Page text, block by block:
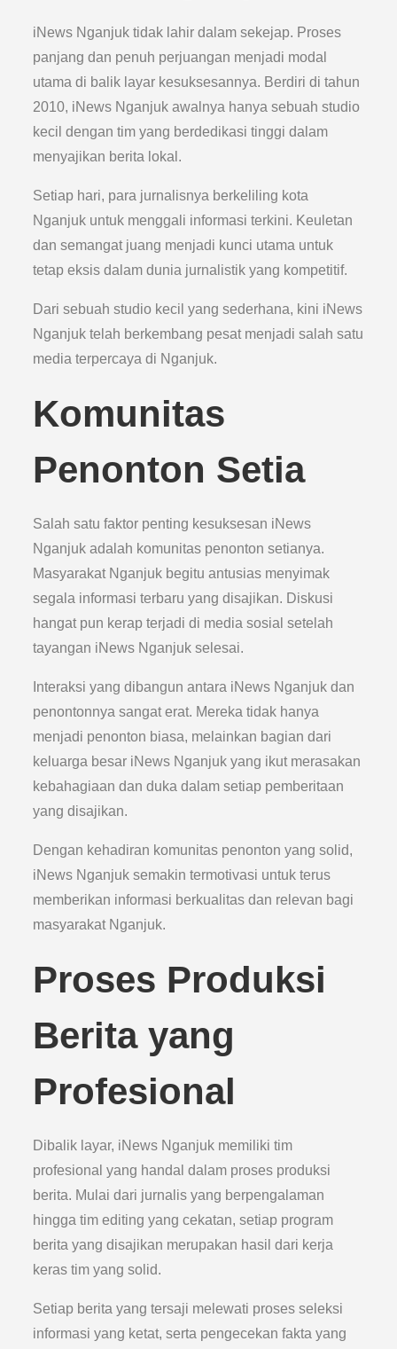
iNews Nganjuk tidak lahir dalam sekejap. Proses
panjang dan penuh perjuangan menjadi modal
utama di balik layar kesuksesannya. Berdiri di tahun
2010, iNews Nganjuk awalnya hanya sebuah studio
kecil dengan tim yang berdedikasi tinggi dalam
menyajikan berita lokal.
Setiap hari, para jurnalisnya berkeliling kota
Nganjuk untuk menggali informasi terkini. Keuletan
dan semangat juang menjadi kunci utama untuk
tetap eksis dalam dunia jurnalistik yang kompetitif.
Dari sebuah studio kecil yang sederhana, kini iNews
Nganjuk telah berkembang pesat menjadi salah satu
media terpercaya di Nganjuk.
Komunitas
Penonton Setia
Salah satu faktor penting kesuksesan iNews
Nganjuk adalah komunitas penonton setianya.
Masyarakat Nganjuk begitu antusias menyimak
segala informasi terbaru yang disajikan. Diskusi
hangat pun kerap terjadi di media sosial setelah
tayangan iNews Nganjuk selesai.
Interaksi yang dibangun antara iNews Nganjuk dan
penontonnya sangat erat. Mereka tidak hanya
menjadi penonton biasa, melainkan bagian dari
keluarga besar iNews Nganjuk yang ikut merasakan
kebahagiaan dan duka dalam setiap pemberitaan
yang disajikan.
Dengan kehadiran komunitas penonton yang solid,
iNews Nganjuk semakin termotivasi untuk terus
memberikan informasi berkualitas dan relevan bagi
masyarakat Nganjuk.
Proses Produksi
Berita yang
Profesional
Dibalik layar, iNews Nganjuk memiliki tim
profesional yang handal dalam proses produksi
berita. Mulai dari jurnalis yang berpengalaman
hingga tim editing yang cekatan, setiap program
berita yang disajikan merupakan hasil dari kerja
keras tim yang solid.
Setiap berita yang tersaji melewati proses seleksi
informasi yang ketat, serta pengecekan fakta yang